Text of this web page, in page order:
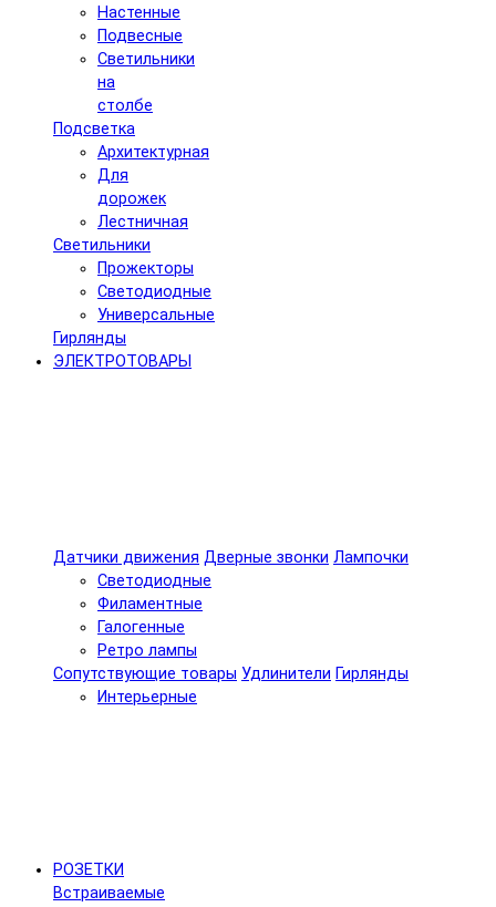
Настенные
Подвесные
Светильники
на
столбе
Подсветка
Архитектурная
Для
дорожек
Лестничная
Светильники
Прожекторы
Светодиодные
Универсальные
Гирлянды
ЭЛЕКТРОТОВАРЫ
Датчики движения Дверные звонки Лампочки
Светодиодные
Филаментные
Галогенные
Ретро лампы
Сопутствующие товары Удлинители Гирлянды
Интерьерные
РОЗЕТКИ
Встраиваемые